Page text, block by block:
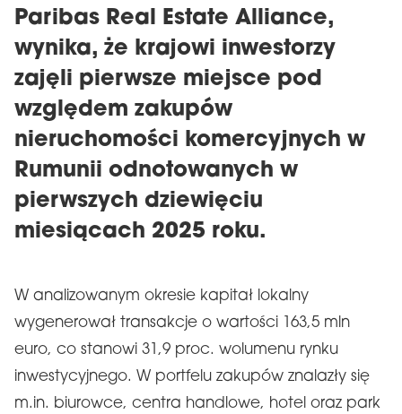
Paribas Real Estate Alliance,
wynika, że krajowi inwestorzy
zajęli pierwsze miejsce pod
względem zakupów
nieruchomości komercyjnych w
Rumunii odnotowanych w
pierwszych dziewięciu
miesiącach 2025 roku.
W analizowanym okresie kapitał lokalny
wygenerował transakcje o wartości 163,5 mln
euro, co stanowi 31,9 proc. wolumenu rynku
inwestycyjnego. W portfelu zakupów znalazły się
m.in. biurowce, centra handlowe, hotel oraz park